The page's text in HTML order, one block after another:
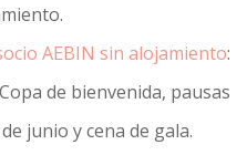
AEBIN sin alojamiento:
de bienvenida, pausas
junio y cena de gala.